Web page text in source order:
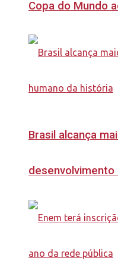
Copa do Mundo
Brasil alcança
desenvolvimento